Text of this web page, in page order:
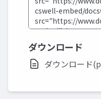
ダウンロード
ダウンロード